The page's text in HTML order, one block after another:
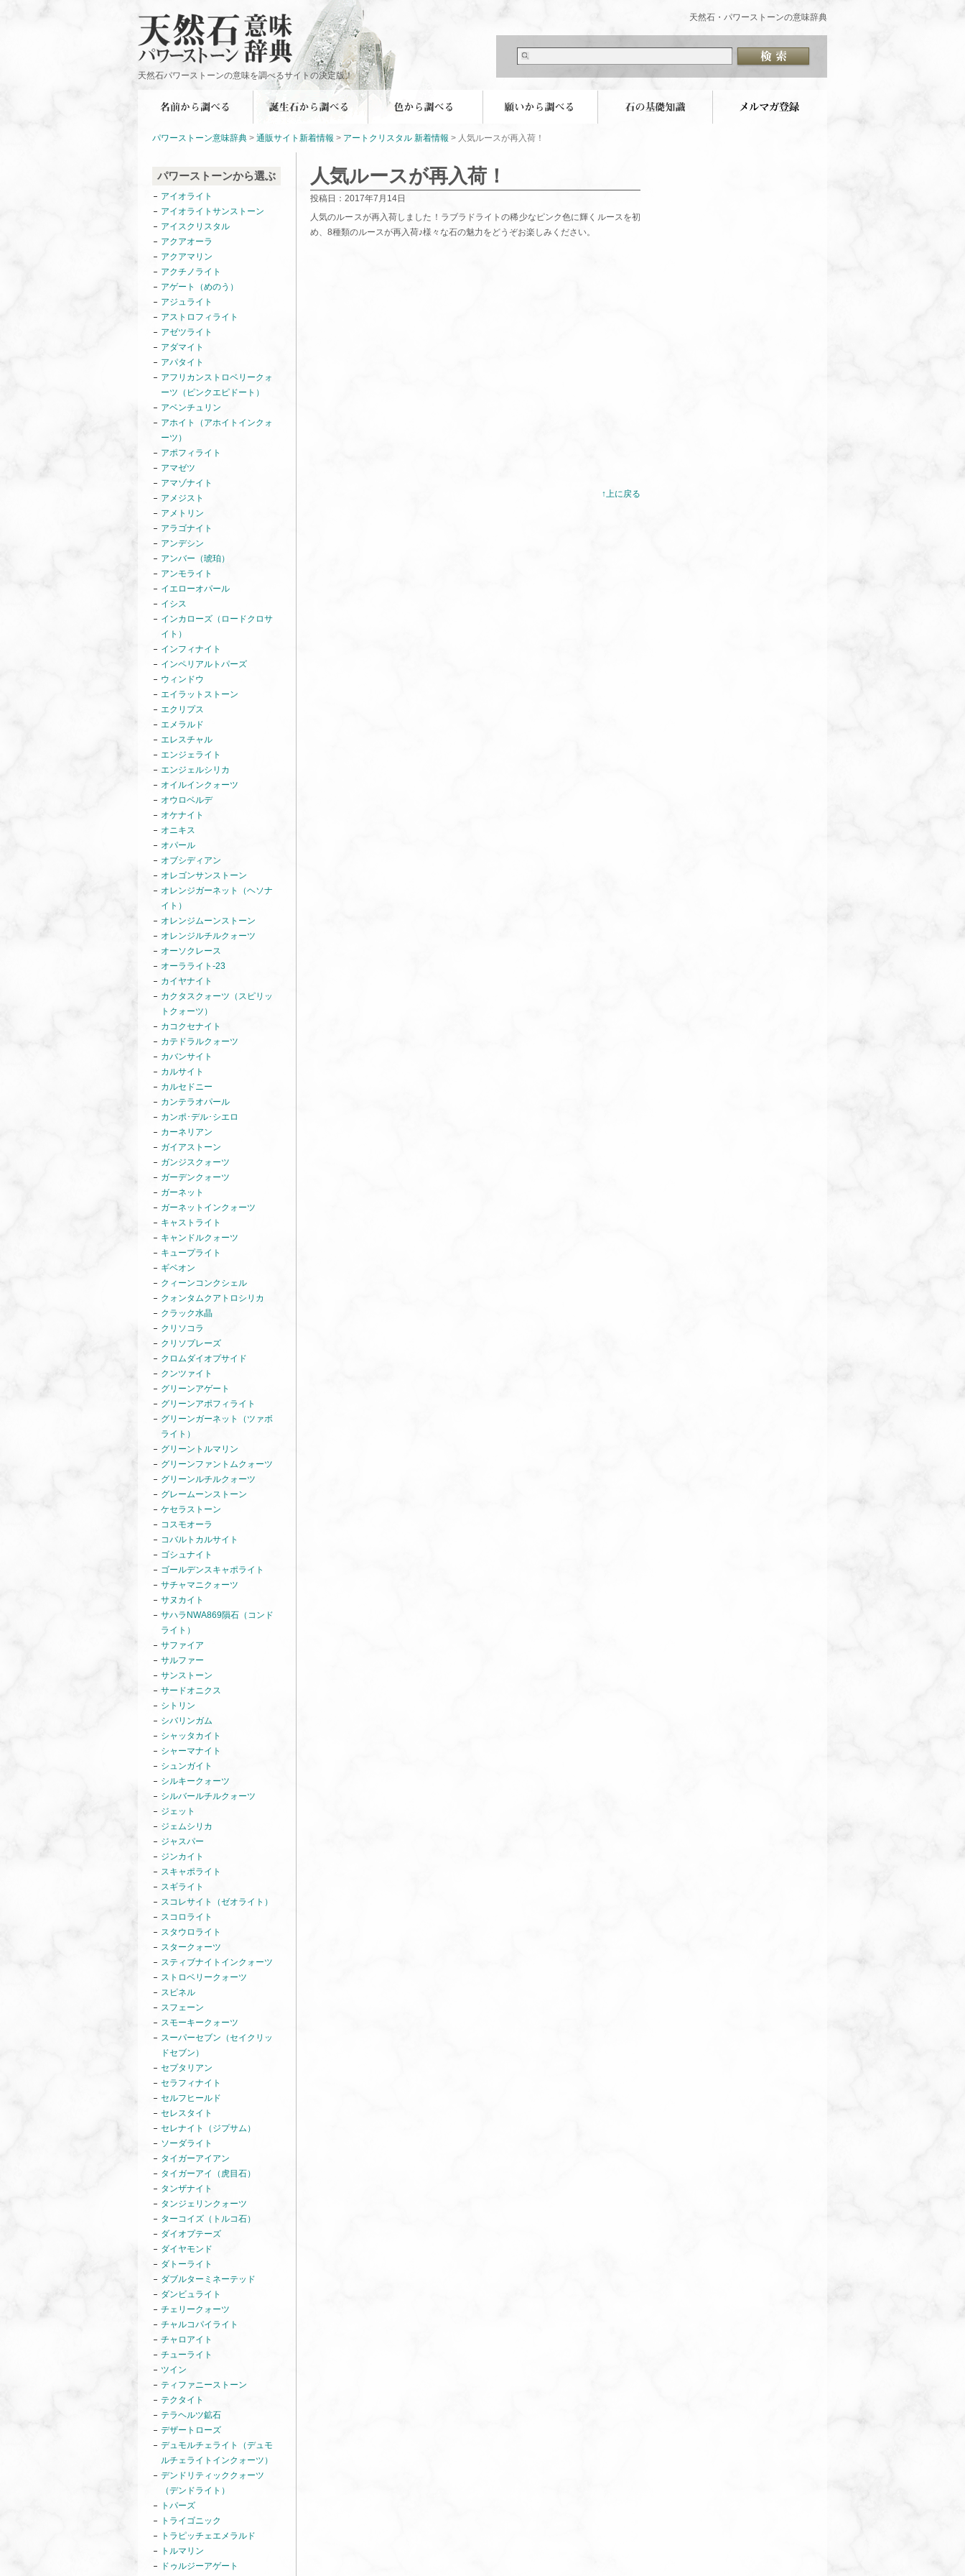
天然石・パワーストーンの意味辞典
天然石パワーストーンの意味を調べるサイトの決定版！
パワーストーン意味辞典 > 通販サイト新着情報 > アートクリスタル 新着情報 > 人気ルースが再入荷！
人気ルースが再入荷！
投稿日：2017年7月14日
人気のルースが再入荷しました！ラブラドライトの稀少なピンク色に輝くルースを初
め、8種類のルースが再入荷♪様々な石の魅力をどうぞお楽しみください。
↑上に戻る
パワーストーンから選ぶ
アイオライト
アイオライトサンストーン
アイスクリスタル
アクアオーラ
アクアマリン
アクチノライト
アゲート（めのう）
アジュライト
アストロフィライト
アゼツライト
アダマイト
アパタイト
アフリカンストロベリークォ
ーツ（ピンクエピドート）
アベンチュリン
アホイト（アホイトインクォ
ーツ）
アポフィライト
アマゼツ
アマゾナイト
アメジスト
アメトリン
アラゴナイト
アンデシン
アンバー（琥珀）
アンモライト
イエローオパール
イシス
インカローズ（ロードクロサ
イト）
インフィナイト
インペリアルトパーズ
ウィンドウ
エイラットストーン
エクリプス
エメラルド
エレスチャル
エンジェライト
エンジェルシリカ
オイルインクォーツ
オウロベルデ
オケナイト
オニキス
オパール
オブシディアン
オレゴンサンストーン
オレンジガーネット（ヘソナ
イト）
オレンジムーンストーン
オレンジルチルクォーツ
オーソクレース
オーラライト-23
カイヤナイト
カクタスクォーツ（スピリッ
トクォーツ）
カコクセナイト
カテドラルクォーツ
カバンサイト
カルサイト
カルセドニー
カンテラオパール
カンポ･デル･シエロ
カーネリアン
ガイアストーン
ガンジスクォーツ
ガーデンクォーツ
ガーネット
ガーネットインクォーツ
キャストライト
キャンドルクォーツ
キュープライト
ギベオン
クィーンコンクシェル
クォンタムクアトロシリカ
クラック水晶
クリソコラ
クリソプレーズ
クロムダイオプサイド
クンツァイト
グリーンアゲート
グリーンアポフィライト
グリーンガーネット（ツァボ
ライト）
グリーントルマリン
グリーンファントムクォーツ
グリーンルチルクォーツ
グレームーンストーン
ケセラストーン
コスモオーラ
コバルトカルサイト
ゴシュナイト
ゴールデンスキャポライト
サチャマニクォーツ
サヌカイト
サハラNWA869隕石（コンド
ライト）
サファイア
サルファー
サンストーン
サードオニクス
シトリン
シバリンガム
シャッタカイト
シャーマナイト
シュンガイト
シルキークォーツ
シルバールチルクォーツ
ジェット
ジェムシリカ
ジャスパー
ジンカイト
スキャポライト
スギライト
スコレサイト（ゼオライト）
スコロライト
スタウロライト
スタークォーツ
スティブナイトインクォーツ
ストロベリークォーツ
スピネル
スフェーン
スモーキークォーツ
スーパーセブン（セイクリッ
ドセブン）
セプタリアン
セラフィナイト
セルフヒールド
セレスタイト
セレナイト（ジプサム）
ソーダライト
タイガーアイアン
タイガーアイ（虎目石）
タンザナイト
タンジェリンクォーツ
ターコイズ（トルコ石）
ダイオプテーズ
ダイヤモンド
ダトーライト
ダブルターミネーテッド
ダンビュライト
チェリークォーツ
チャルコパイライト
チャロアイト
チューライト
ツイン
ティファニーストーン
テクタイト
テラヘルツ鉱石
デザートローズ
デュモルチェライト（デュモ
ルチェライトインクォーツ）
デンドリティッククォーツ
（デンドライト）
トパーズ
トライゴニック
トラピッチェエメラルド
トルマリン
ドゥルジーアゲート